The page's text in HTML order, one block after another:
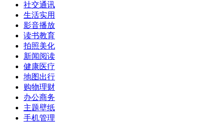
社交通讯
生活实用
影音播放
读书教育
拍照美化
新闻阅读
健康医疗
地图出行
购物理财
办公商务
主题壁纸
手机管理